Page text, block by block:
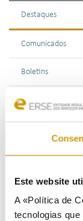
Este website
A «Política de
tecnologias
Destaques
Comunicados
Boletins
Multimédia
Apresentações
Eventos
Agenda